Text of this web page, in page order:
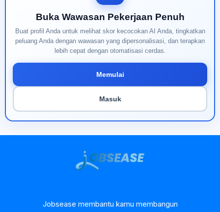
Buka Wawasan Pekerjaan Penuh
Buat profil Anda untuk melihat skor kecocokan AI Anda, tingkatkan
peluang Anda dengan wawasan yang dipersonalisasi, dan terapkan
lebih cepat dengan otomatisasi cerdas.
Memulai
Masuk
Jobsease membantu kamu membangun